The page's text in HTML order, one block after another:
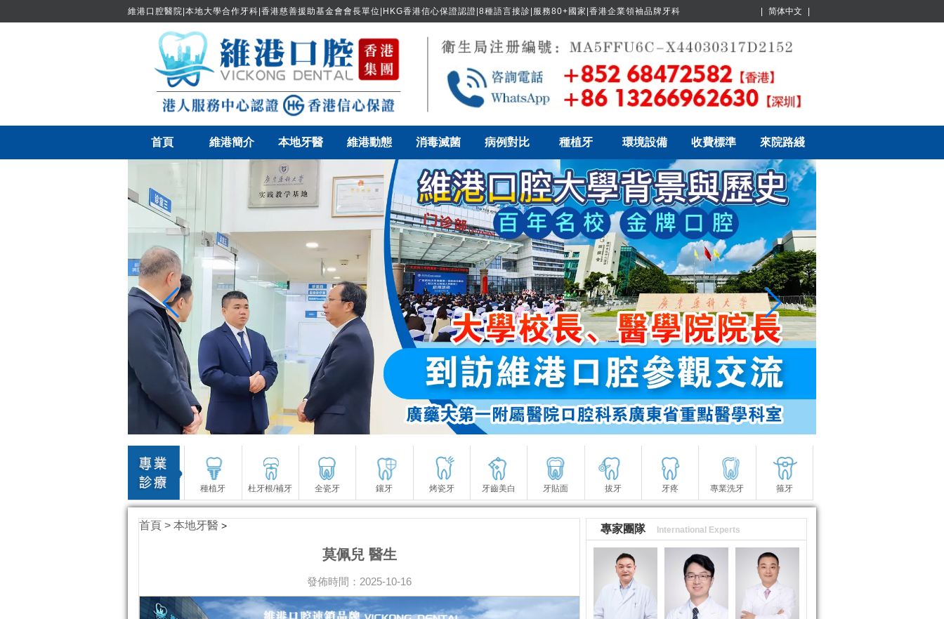
維港口腔醫院|本地大學合作牙科|香港慈善援助基金會會長單位|HKG香港信心保證認證|8種語言接診|服務80+國家|香港企業領袖品牌牙科 简体中文
首頁 維港簡介 本地牙醫 維港動態 消毒滅菌 病例對比 種植牙 環境設備 收費標準 來院路綫
種植牙 杜牙根/補牙 全瓷牙 鑲牙 烤瓷牙 牙齒美白 牙貼面 拔牙 牙疼 專業洗牙 箍牙
首頁 > 本地牙醫 >
莫佩兒 醫生
發佈時間：2025-10-16
專家團隊 International Experts